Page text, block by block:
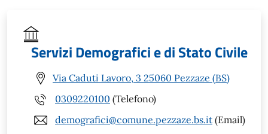
Servizi Demografici e di Stato Civile
Via Caduti Lavoro, 3 25060 Pezzaze (BS)
0309220100 (Telefono)
demografici@comune.pezzaze.bs.it (Email)